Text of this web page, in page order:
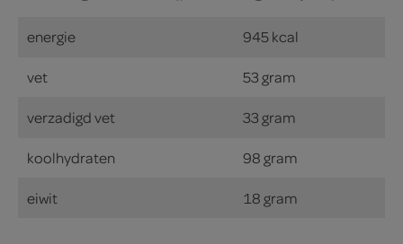
energie 945 kcal
vet 53 gram
verzadigd vet 33 gram
koolhydraten 98 gram
eiwit 18 gram